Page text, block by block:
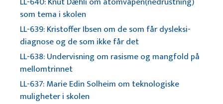
som tema i skolen
LL-639: Kristoffer Ibsen om de som får dysleksi-
diagnose og de som ikke får det
LL-638: Undervisning om rasisme og mangfold på
mellomtrinnet
LL-637: Marie Edin Solheim om teknologiske
muligheter i skolen